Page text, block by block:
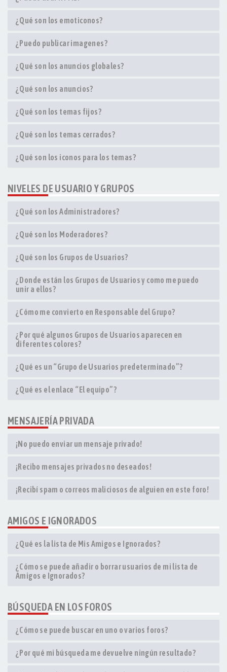
¿Qué son los emoticonos?
¿Puedo publicar imagenes?
¿Qué son los anuncios globales?
¿Qué son los anuncios?
¿Qué son los temas fijos?
¿Qué son los temas cerrados?
¿Qué son los iconos para los temas?
NIVELES DE USUARIO Y GRUPOS
¿Qué son los Administradores?
¿Qué son los Moderadores?
¿Qué son los Grupos de Usuarios?
¿Donde están los Grupos de Usuarios y como me puedo
unir a ellos?
¿Cómo me convierto en Responsable del Grupo?
¿Por qué algunos Grupos de Usuarios aparecen en
diferentes colores?
¿Qué es un “Grupo de Usuarios predeterminado”?
¿Qué es el enlace “El equipo”?
MENSAJERÍA PRIVADA
¡No puedo enviar un mensaje privado!
¡Recibo mensajes privados no deseados!
¡Recibí spam o correos maliciosos de alguien en este foro!
AMIGOS E IGNORADOS
¿Qué es la lista de Mis Amigos e Ignorados?
¿Cómo se puede añadir o borrar usuarios de mi lista de
Amigos e Ignorados?
BÚSQUEDA EN LOS FOROS
¿Cómo se puede buscar en uno o varios foros?
¿Por qué mi búsqueda me devuelve ningún resultado?